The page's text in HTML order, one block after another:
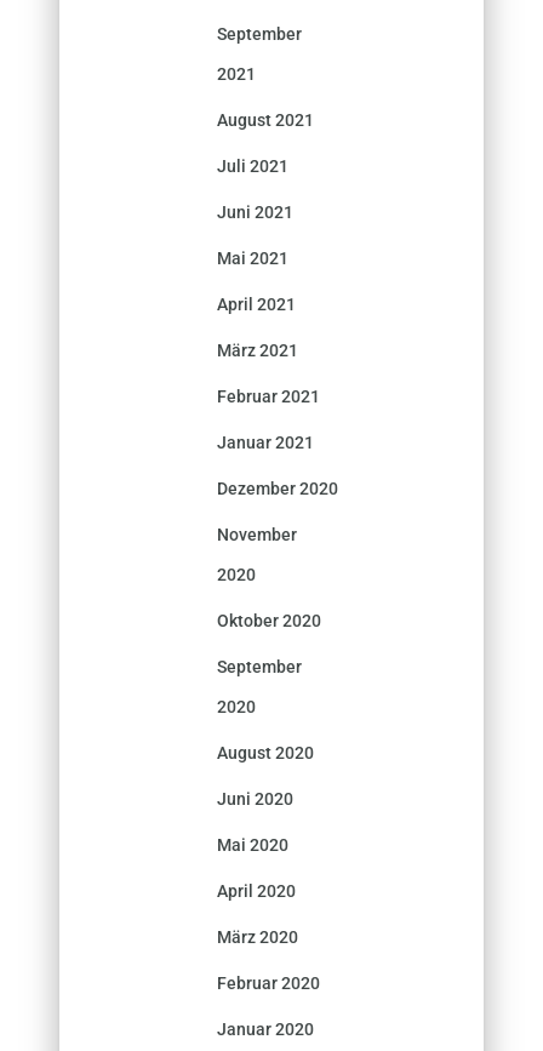
September
2021
August 2021
Juli 2021
Juni 2021
Mai 2021
April 2021
März 2021
Februar 2021
Januar 2021
Dezember 2020
November
2020
Oktober 2020
September
2020
August 2020
Juni 2020
Mai 2020
April 2020
März 2020
Februar 2020
Januar 2020